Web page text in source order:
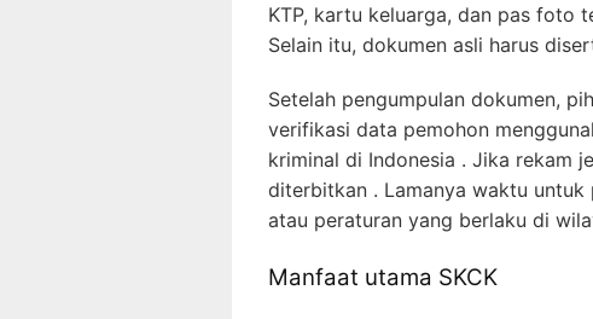
KTP, kartu keluarga, dan pas foto
Selain itu, dokumen asli harus
Setelah pengumpulan dokumen,
verifikasi data pemohon
kriminal di Indonesia . Jika rekam
diterbitkan . Lamanya waktu
atau peraturan yang berlaku di
Manfaat utama SKCK